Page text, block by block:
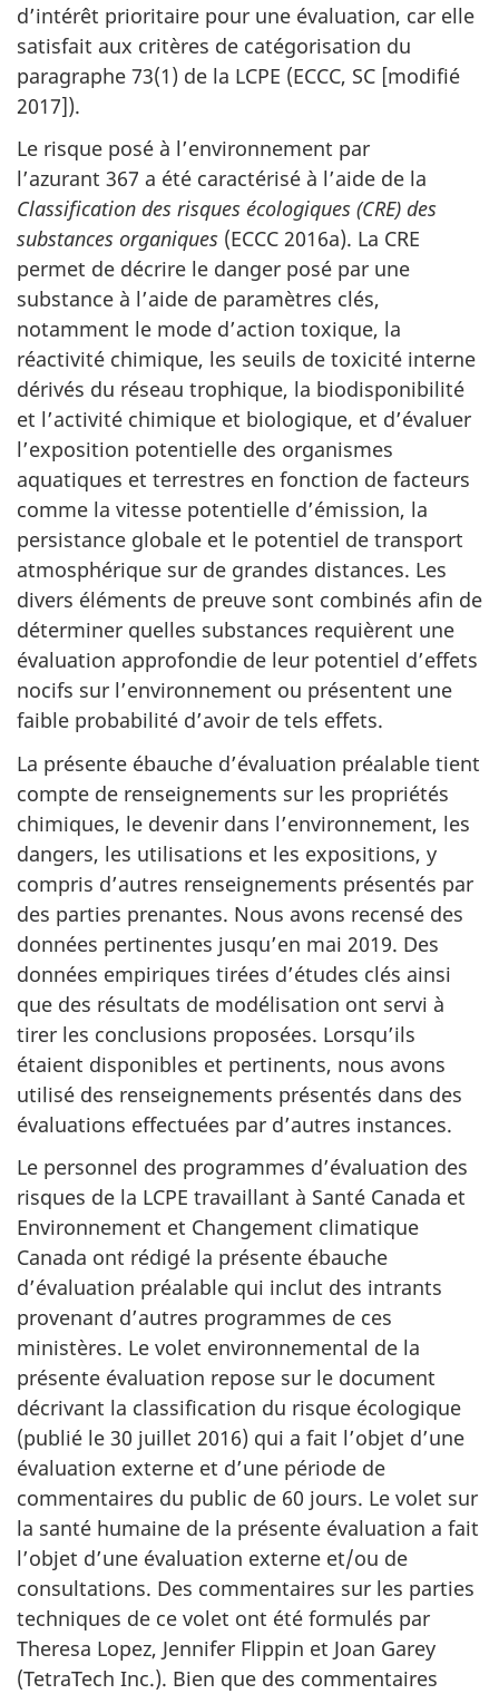
d’intérêt prioritaire pour une évaluation, car elle
satisfait aux critères de catégorisation du
paragraphe 73(1) de la LCPE (ECCC, SC [modifié
2017]).
Le risque posé à l’environnement par
l’azurant 367 a été caractérisé à l’aide de la
Classification des risques écologiques (CRE) des
substances organiques (ECCC 2016a). La CRE
permet de décrire le danger posé par une
substance à l’aide de paramètres clés,
notamment le mode d’action toxique, la
réactivité chimique, les seuils de toxicité interne
dérivés du réseau trophique, la biodisponibilité
et l’activité chimique et biologique, et d’évaluer
l’exposition potentielle des organismes
aquatiques et terrestres en fonction de facteurs
comme la vitesse potentielle d’émission, la
persistance globale et le potentiel de transport
atmosphérique sur de grandes distances. Les
divers éléments de preuve sont combinés afin de
déterminer quelles substances requièrent une
évaluation approfondie de leur potentiel d’effets
nocifs sur l’environnement ou présentent une
faible probabilité d’avoir de tels effets.
La présente ébauche d’évaluation préalable tient
compte de renseignements sur les propriétés
chimiques, le devenir dans l’environnement, les
dangers, les utilisations et les expositions, y
compris d’autres renseignements présentés par
des parties prenantes. Nous avons recensé des
données pertinentes jusqu’en mai 2019. Des
données empiriques tirées d’études clés ainsi
que des résultats de modélisation ont servi à
tirer les conclusions proposées. Lorsqu’ils
étaient disponibles et pertinents, nous avons
utilisé des renseignements présentés dans des
évaluations effectuées par d’autres instances.
Le personnel des programmes d’évaluation des
risques de la LCPE travaillant à Santé Canada et
Environnement et Changement climatique
Canada ont rédigé la présente ébauche
d’évaluation préalable qui inclut des intrants
provenant d’autres programmes de ces
ministères. Le volet environnemental de la
présente évaluation repose sur le document
décrivant la classification du risque écologique
(publié le 30 juillet 2016) qui a fait l’objet d’une
évaluation externe et d’une période de
commentaires du public de 60 jours. Le volet sur
la santé humaine de la présente évaluation a fait
l’objet d’une évaluation externe et/ou de
consultations. Des commentaires sur les parties
techniques de ce volet ont été formulés par
Theresa Lopez, Jennifer Flippin et Joan Garey
(TetraTech Inc.). Bien que des commentaires